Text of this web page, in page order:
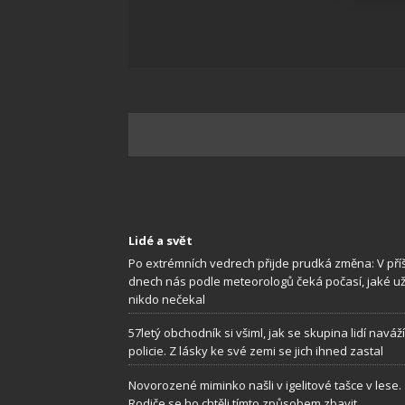
Lidé a svět
Po extrémních vedrech přijde prudká změna: V
dnech nás podle meteorologů čeká počasí, jaké už
nikdo nečekal
57letý obchodník si všiml, jak se skupina lidí
policie. Z lásky ke své zemi se jich ihned zastal
Novorozené miminko našli v igelitové tašce v lese.